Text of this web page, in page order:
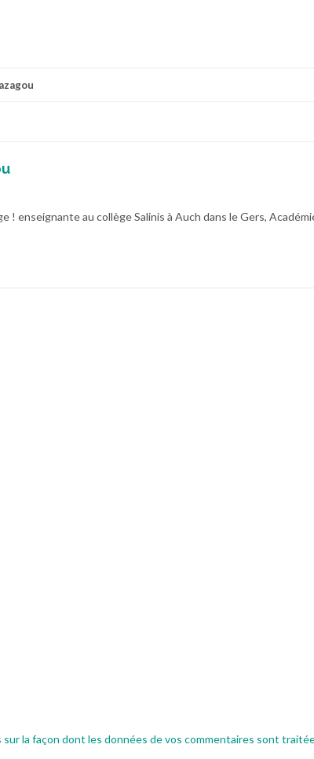
! enseignante au collège Salinis à Auch dans le Gers,
sur la façon dont les données de vos commentaires sont